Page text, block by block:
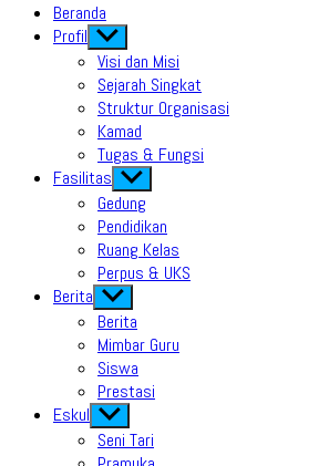
Beranda
Profil Show
sub
menu
Visi dan Misi
Sejarah Singkat
Struktur Organisasi
Kamad
Tugas & Fungsi
Fasilitas Show
sub
menu
Gedung
Pendidikan
Ruang Kelas
Perpus & UKS
Berita Show
sub
menu
Berita
Mimbar Guru
Siswa
Prestasi
Eskul Show
sub
menu
Seni Tari